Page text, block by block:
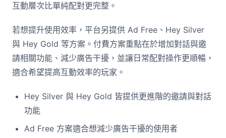
互動層次比單純配對更完整。
若想提升使用效率，平台另提供 Ad Free、Hey Silver
與 Hey Gold 等方案。付費方案重點在於增加對話與邀
請相關功能、減少廣告干擾，並讓日常配對操作更順暢，
適合希望提高互動效率的玩家。
Hey Silver 與 Hey Gold 皆提供更進階的邀請與對話
功能
Ad Free 方案適合想減少廣告干擾的使用者